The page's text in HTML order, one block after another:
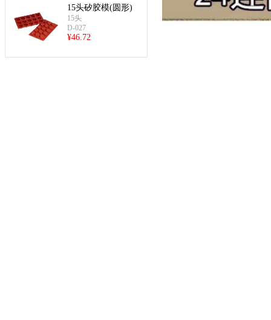
15头矽胶模(圆形)
15头
D-027
¥46.72